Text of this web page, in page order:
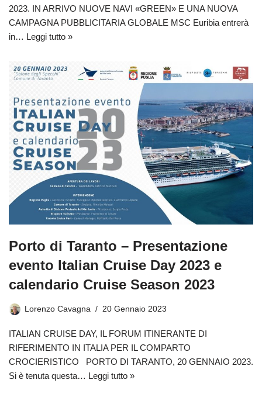
2023. IN ARRIVO NUOVE NAVI «GREEN» E UNA NUOVA
CAMPAGNA PUBBLICITARIA GLOBALE MSC Euribia entrerà
in… Leggi tutto »
Porto di Taranto – Presentazione
evento Italian Cruise Day 2023 e
calendario Cruise Season 2023
Lorenzo Cavagna 20 Gennaio 2023
ITALIAN CRUISE DAY, IL FORUM ITINERANTE DI
RIFERIMENTO IN ITALIA PER IL COMPARTO
CROCIERISTICO PORTO DI TARANTO, 20 GENNAIO 2023.
Si è tenuta questa… Leggi tutto »